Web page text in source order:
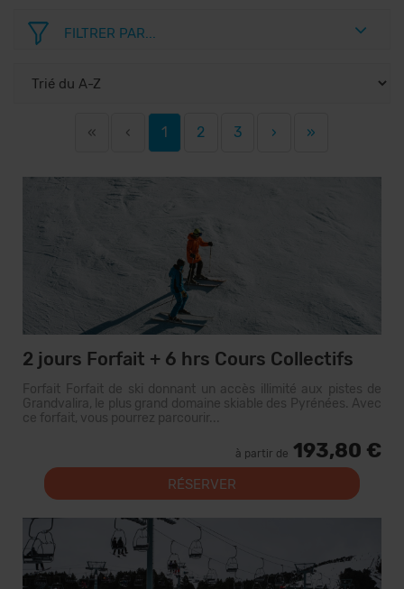
FILTRER PAR...
« ‹ 1 2 3 › »
2 jours Forfait + 6 hrs Cours Collectifs
Forfait Forfait de ski donnant un accès illimité aux pistes de
Grandvalira, le plus grand domaine skiable des Pyrénées. Avec
ce forfait, vous pourrez parcourir...
à partir de 193,80 €
RÉSERVER